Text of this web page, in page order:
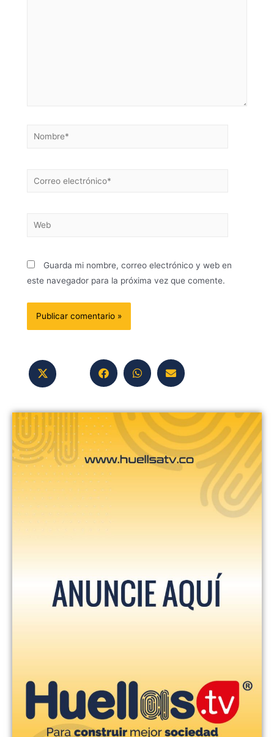
Guarda mi nombre, correo electrónico y web en
este navegador para la próxima vez que comente.